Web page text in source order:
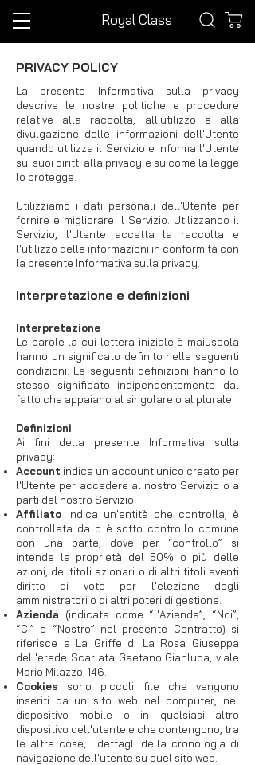
Royal Class
PRIVACY POLICY
La presente Informativa sulla privacy
descrive le nostre politiche e procedure
relative alla raccolta, all'utilizzo e alla
divulgazione delle informazioni dell'Utente
quando utilizza il Servizio e informa l'Utente
sui suoi diritti alla privacy e su come la legge
lo protegge.
Utilizziamo i dati personali dell'Utente per
fornire e migliorare il Servizio. Utilizzando il
Servizio, l'Utente accetta la raccolta e
l'utilizzo delle informazioni in conformità con
la presente Informativa sulla privacy.
Interpretazione e definizioni
Interpretazione
Le parole la cui lettera iniziale è maiuscola
hanno un significato definito nelle seguenti
condizioni. Le seguenti definizioni hanno lo
stesso significato indipendentemente dal
fatto che appaiano al singolare o al plurale.
Definizioni
Ai fini della presente Informativa sulla
privacy:
Account indica un account unico creato per
l'Utente per accedere al nostro Servizio o a
parti del nostro Servizio.
Affiliato indica un'entità che controlla, è
controllata da o è sotto controllo comune
con una parte, dove per “controllo” si
intende la proprietà del 50% o più delle
azioni, dei titoli azionari o di altri titoli aventi
diritto di voto per l'elezione degli
amministratori o di altri poteri di gestione.
Azienda (indicata come “l'Azienda”, “Noi”,
“Ci” o “Nostro” nel presente Contratto) si
riferisce a La Griffe di La Rosa Giuseppa
dell'erede Scarlata Gaetano Gianluca, viale
Mario Milazzo, 146.​
Cookies sono piccoli file che vengono
inseriti da un sito web nel computer, nel
dispositivo mobile o in qualsiasi altro
dispositivo dell'utente e che contengono, tra
le altre cose, i dettagli della cronologia di
navigazione dell'utente su quel sito web.